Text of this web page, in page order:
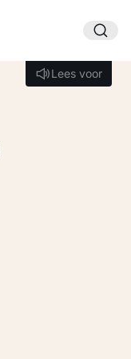
Lees voor
Lees voor